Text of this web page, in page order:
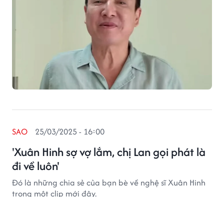
'Xuân Hinh sợ vợ lắm, chị Lan gọi phát là
đi về luôn'
SAO 25/03/2025 - 16:00
Đó là những chia sẻ của bạn bè về nghệ sĩ Xuân Hinh
trong một clip mới đây.